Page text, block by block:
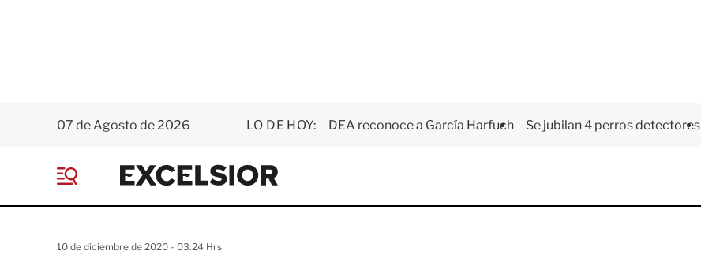
07 de Agosto de 2026 LO DE HOY: DEA reconoce a García Harfuch Se jubilan 4 perros detectores
E
x
e
e
10 de diciembre de 2020 - 03:24 Hrs